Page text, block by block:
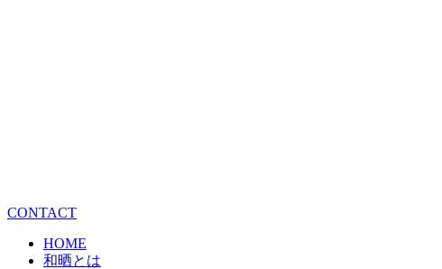
CONTACT
HOME
和晒とは